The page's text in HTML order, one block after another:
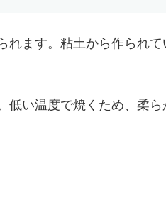
れます。粘土から作られ
低い温度で焼くため、柔